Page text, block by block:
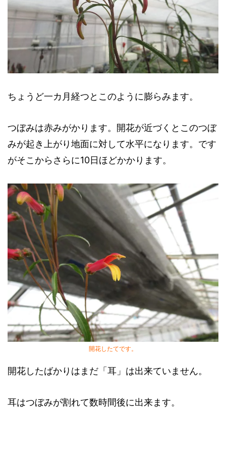
ちょうど一カ月経つとこのように膨らみます。
つぼみは赤みがかります。開花が近づくとこのつぼ
みが起き上がり地面に対して水平になります。です
がそこからさらに10日ほどかかります。
開花したてです。
開花したばかりはまだ「耳」は出来ていません。
耳はつぼみが割れて数時間後に出来ます。